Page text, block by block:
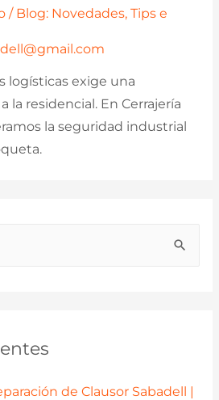
de Clausor Sabadell |
/ Blog: Novedades, Tips e
logísticas exige una
la residencial. En Cerrajería
la seguridad industrial